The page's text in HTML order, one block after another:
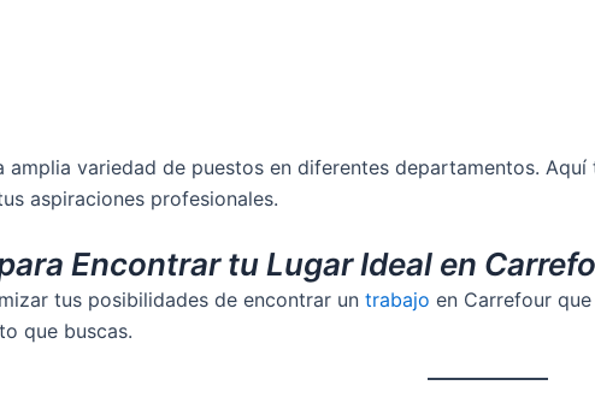
amplia variedad de puestos en diferentes departamentos.
aspiraciones profesionales.
Encontrar tu Lugar Ideal en
tus posibilidades de encontrar un trabajo en Carrefour
que buscas.